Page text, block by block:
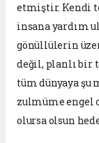
etmiştir. Kendi
insana yardım
gönüllülerin
değil, planlı bir
tüm dünyaya şu
zulmüme engel
olursa olsun